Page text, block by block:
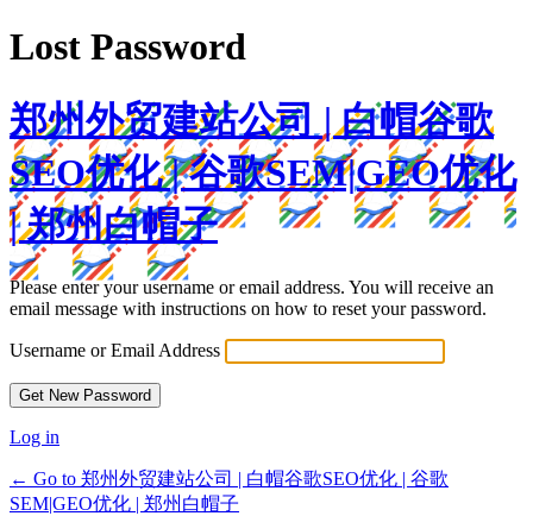
Lost Password
郑州外贸建站公司 | 白帽谷歌
SEO优化 | 谷歌SEM|GEO优化
| 郑州白帽子
Please enter your username or email address. You will receive an
email message with instructions on how to reset your password.
Username or Email Address
Log in
← Go to 郑州外贸建站公司 | 白帽谷歌SEO优化 | 谷歌
SEM|GEO优化 | 郑州白帽子